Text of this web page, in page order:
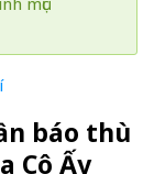
báo thù
Cô Ấy